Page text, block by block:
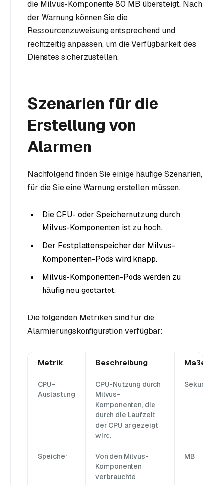
die Milvus-Komponente 80 MB übersteigt. Nach
der Warnung können Sie die
Ressourcenzuweisung entsprechend und
rechtzeitig anpassen, um die Verfügbarkeit des
Dienstes sicherzustellen.
Szenarien für die
Erstellung von
Alarmen
Nachfolgend finden Sie einige häufige Szenarien,
für die Sie eine Warnung erstellen müssen.
Die CPU- oder Speichernutzung durch
Milvus-Komponenten ist zu hoch.
Der Festplattenspeicher der Milvus-
Komponenten-Pods wird knapp.
Milvus-Komponenten-Pods werden zu
häufig neu gestartet.
Die folgenden Metriken sind für die
Alarmierungskonfiguration verfügbar:
Metrik Beschreibung
CPU-
Auslastung
CPU-Nutzung durch
Milvus-
Komponenten, die
durch die Laufzeit
der CPU angezeigt
wird.
Sekunde
Speicher
Von den Milvus-
Komponenten
verbrauchte
MB